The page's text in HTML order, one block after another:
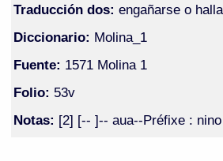
Traducción dos: engañarse o
Diccionario: Molina_1
Fuente: 1571 Molina 1
Folio: 53v
Notas: [2] [-- ]-- aua--Préfixe : nino